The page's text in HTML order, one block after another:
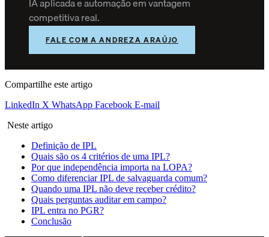
IA aplicada e automação em vantagem
competitiva real.
FALE COM A ANDREZA ARAÚJO
Compartilhe este artigo
LinkedIn X WhatsApp Facebook E-mail
Neste artigo
Definição de IPL
Quais são os 4 critérios de uma IPL?
Por que independência importa na LOPA?
Como diferenciar IPL de salvaguarda comum?
Quando uma IPL não deve receber crédito?
Quais perguntas auditar em campo?
IPL entra no PGR?
Conclusão